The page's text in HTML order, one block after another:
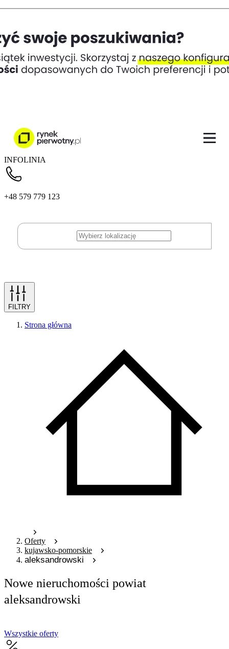
INFOLINIA
+48 579 779 123
FILTRY
Strona główna
Oferty
kujawsko-pomorskie
aleksandrowski
Nowe nieruchomości powiat
aleksandrowski
Wszystkie oferty